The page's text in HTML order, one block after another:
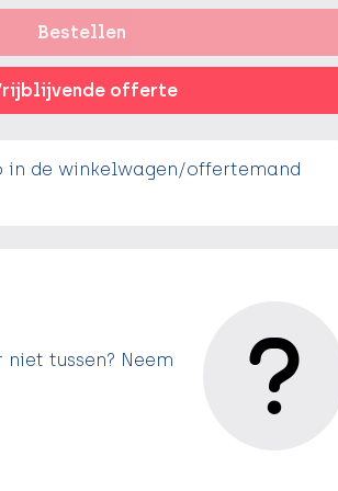
Bestellen
offerte
in de winkelwagen/offertemand
tussen? Neem